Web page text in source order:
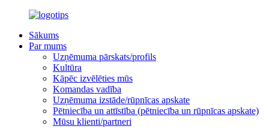
Sākums
Par mums
Uzņēmuma pārskats/profils
Kultūra
Kāpēc izvēlēties mūs
Komandas vadība
Uzņēmuma izstāde/rūpnīcas apskate
Pētniecība un attīstība (pētniecība un rūpnīcas apskate)
Mūsu klienti/partneri